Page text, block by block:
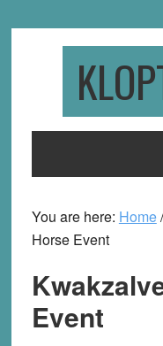
You are here: Home/
Horse Event
Event